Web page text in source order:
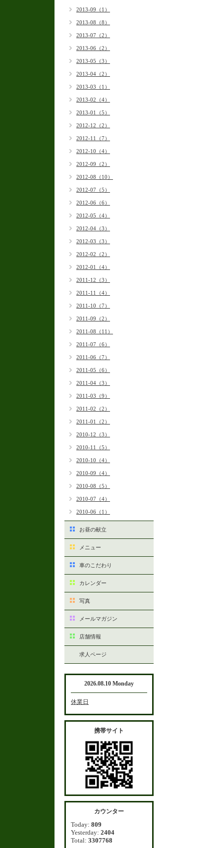
2013-09（1）
2013-08（8）
2013-07（2）
2013-06（2）
2013-05（3）
2013-04（2）
2013-03（1）
2013-02（4）
2013-01（5）
2012-12（2）
2012-11（7）
2012-10（4）
2012-09（2）
2012-08（10）
2012-07（5）
2012-06（6）
2012-05（4）
2012-04（3）
2012-03（3）
2012-02（2）
2012-01（4）
2011-12（3）
2011-11（4）
2011-10（7）
2011-09（2）
2011-08（11）
2011-07（6）
2011-06（7）
2011-05（6）
2011-04（3）
2011-03（9）
2011-02（2）
2011-01（2）
2010-12（3）
2010-11（5）
2010-10（4）
2010-09（4）
2010-08（5）
2010-07（4）
2010-06（1）
お昼の献立
メニュー
車のこだわり
カレンダー
写真
メールマガジン
店舗情報
求人ページ
2026.08.10 Monday
休業日
携帯サイト
カウンター
Today: 809
Yesterday: 2404
Total: 3307768